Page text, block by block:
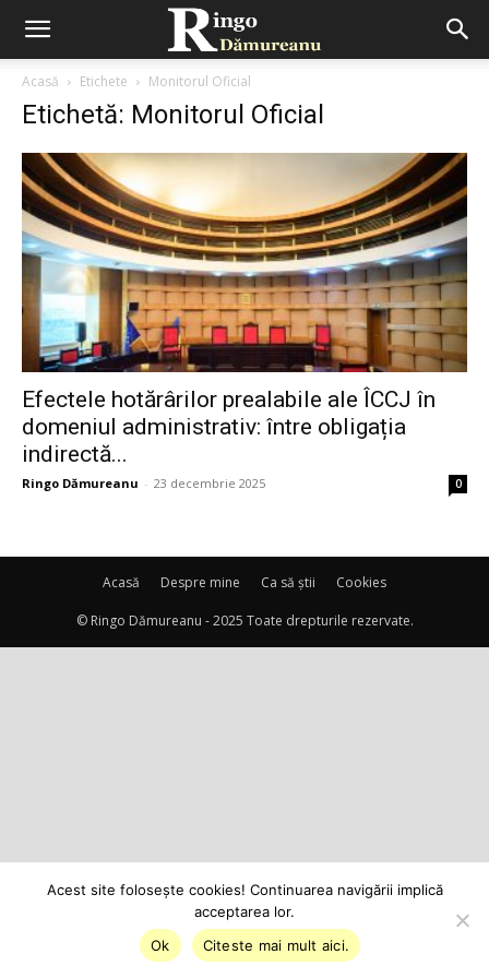
Acasă Etichete Monitorul Oficial
Etichetă: Monitorul Oficial
Efectele hotărârilor prealabile ale ÎCCJ în
domeniul administrativ: între obligația
indirectă...
Ringo Dămureanu - 23 decembrie 2025 0
Acasă Despre mine Ca să știi Cookies
© Ringo Dămureanu - 2025 Toate drepturile rezervate.
Acest site foloseşte cookies! Continuarea navigării implică
acceptarea lor.
Ok
Citeste mai mult aici.